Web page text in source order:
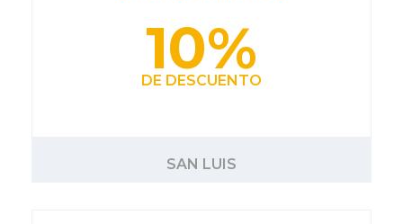
10%
DE DESCUENTO
SAN LUIS